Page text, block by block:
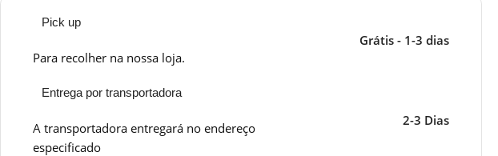
Pick up
Para recolher na nossa loja.
Grátis - 1-3 dias
Entrega por transportadora
A transportadora entregará no endereço
especificado
2-3 Dias